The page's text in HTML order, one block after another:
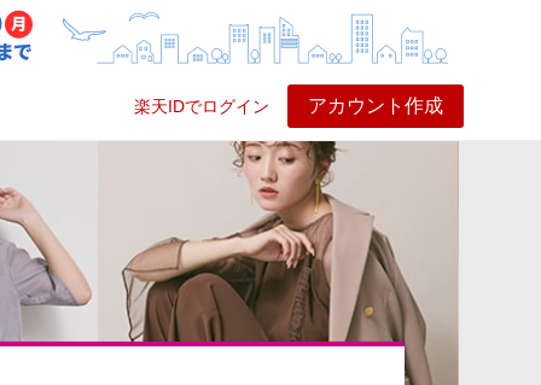
楽天IDでログイン アカウント作成
ビス プレイ